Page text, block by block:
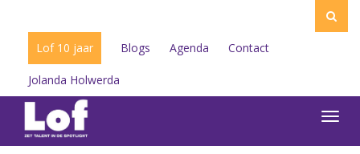
Lof 10 jaar Blogs Agenda Contact
Jolanda Holwerda